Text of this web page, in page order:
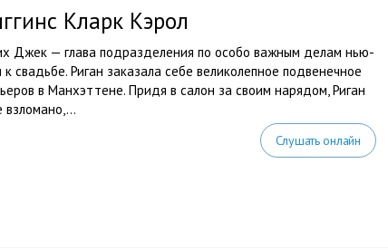
Кларк Кэрол
Джек — глава подразделения по особо важным делам нью-
свадьбе. Риган заказала себе великолепное подвенечное
в Манхэттене. Придя в салон за своим нарядом, Риган
Слушать онлайн